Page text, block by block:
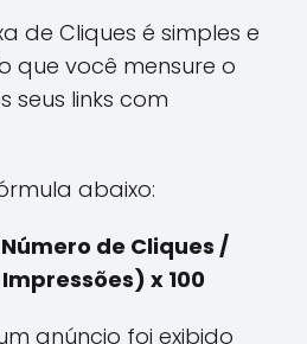
de Cliques é simples e
que você mensure o
seus links com
abaixo:
de Cliques /
x 100
anúncio foi exibido